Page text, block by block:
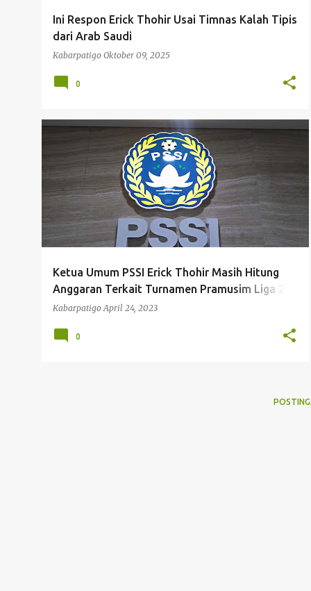
Ini Respon Erick Thohir Usai Timnas Kalah Tipis
dari Arab Saudi
Kabarpatigo Oktober 09, 2025
0
Ketua Umum PSSI Erick Thohir Masih Hitung
Anggaran Terkait Turnamen Pramusim Liga 2
dan Liga 3
Kabarpatigo April 24, 2023
LIGA 1 LIGA 2 LIGA 3
LIGA INDONESIA PRAMUSIM LIGA PSSI
SEPAK BOLA
0